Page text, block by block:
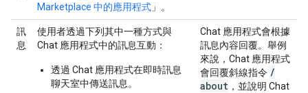
Marketplace 中的應用程式 」。
訊
息
使用者透過下列其中一種方式與
Chat 應用程式中的訊息互動：
透過 Chat 應用程式在即時訊息
聊天室中傳送訊息。
Chat 應用程式會根據
訊息內容回覆。舉例
來說，Chat 應用程式
會回覆斜線指令 /
about ，並說明 Chat